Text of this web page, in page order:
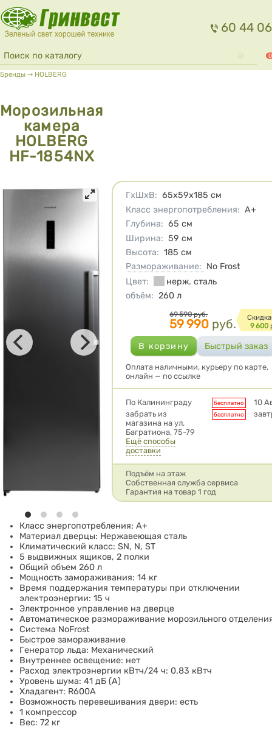
Перейти к основному содержанию
60 44 06
Форма поиска
Поиск 0
Вы здесь
Бренды ⇢ HOLBERG
Морозильная
камера
HOLBERG
HF-1854NX
Характеристики
ГхШхВ: 65х59х185 см
Класс энергопотребления: A+
Глубина: 65 см
Ширина: 59 см
Высота: 185 см
Размораживание: No Frost
Цвет:
нерж. сталь
объём: 260 л
Цена
69 590 руб.
59 990 руб.
9 600
Оплата наличными, курьеру по карте,
онлайн — по ссылке
Условия доставки
По Калининграду бесплатно
10
забрать из
магазина на ул.
Багратиона, 75-79
бесплатно
Ещё способы
доставки
Подъём на этаж
Собственная служба сервиса
Гарантия на товар 1 год
Класс энергопотребления: A+
Материал дверцы: Нержавеющая сталь
Климатический класс: SN, N, ST
5 выдвижных ящиков, 2 полки
Общий объем 260 л
Мощность замораживания: 14 кг
Время поддержания температуры при отключении
электроэнергии: 15 ч
Электронное управление на дверце
Автоматическое размораживание морозильного
Система NoFrost
Быстрое замораживание
Генератор льда: Механический
Внутреннее освещение: нет
Расход электроэнергии кВтч/24 ч: 0.83 кВтч
Уровень шума: 41 дБ (А)
Хладагент: R600А
Возможность перевешивания двери: есть
1 компрессор
Вес: 72 кг